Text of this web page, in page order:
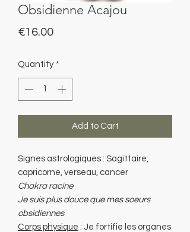
Obsidienne Acajou
€16.00Price
Quantity *
Add to Cart
Signes astrologiques : Sagittaire,
capricorne, verseau, cancer
Chakra racine
Je suis plus douce que mes soeurs
obsidiennes
Corps physique : Je fortifie les organes